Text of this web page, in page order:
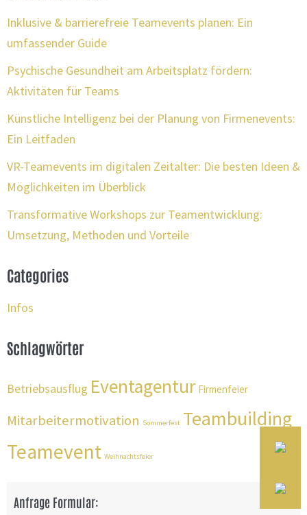
Inklusive & barrierefreie Teamevents planen: Ein
umfassender Guide
Psychische Gesundheit am Arbeitsplatz fördern:
Aktivitäten für Teams
Künstliche Intelligenz bei der Planung von Firmenevents:
Ein Leitfaden
VR-Teamevents im digitalen Zeitalter: Die besten Ideen &
Möglichkeiten im Überblick
Transformative Workshops zur Teamentwicklung:
Umsetzung, Methoden und Vorteile
Categories
Infos
Schlagwörter
Betriebsausflug Eventagentur Firmenfeier
Mitarbeitermotivation Sommerfest Teambuilding
Teamevent Weihnachtsfeier
Anfrage Formular: